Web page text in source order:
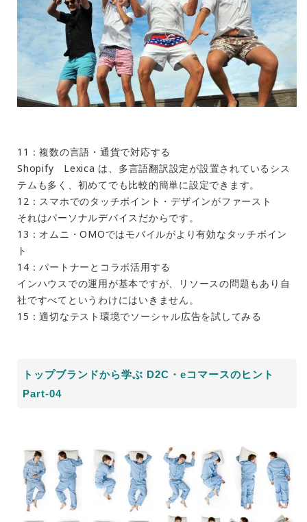
11：複数の言語・通貨で対応する
Shopify Lexica は、多言語翻訳設定が設置されているシス
テムも多く、初めてでも比較的簡単に設定できます。
12：スマホでのタッチポイント・デザインがファースト
それはパーソナルデバイスだからです。
13：オムニ・OMOではモバイルがより有効なタッチポイン
ト
14：パートナーとコラボ活用する
インハウスでの運用が基本ですが、リソースの問題もあり自
社ですべてというわけにはいきません。
15：適切なテスト環境でソーシャル広告を試してみる
トップブランドから学ぶ D2C・eコマースのヒント
Part-04